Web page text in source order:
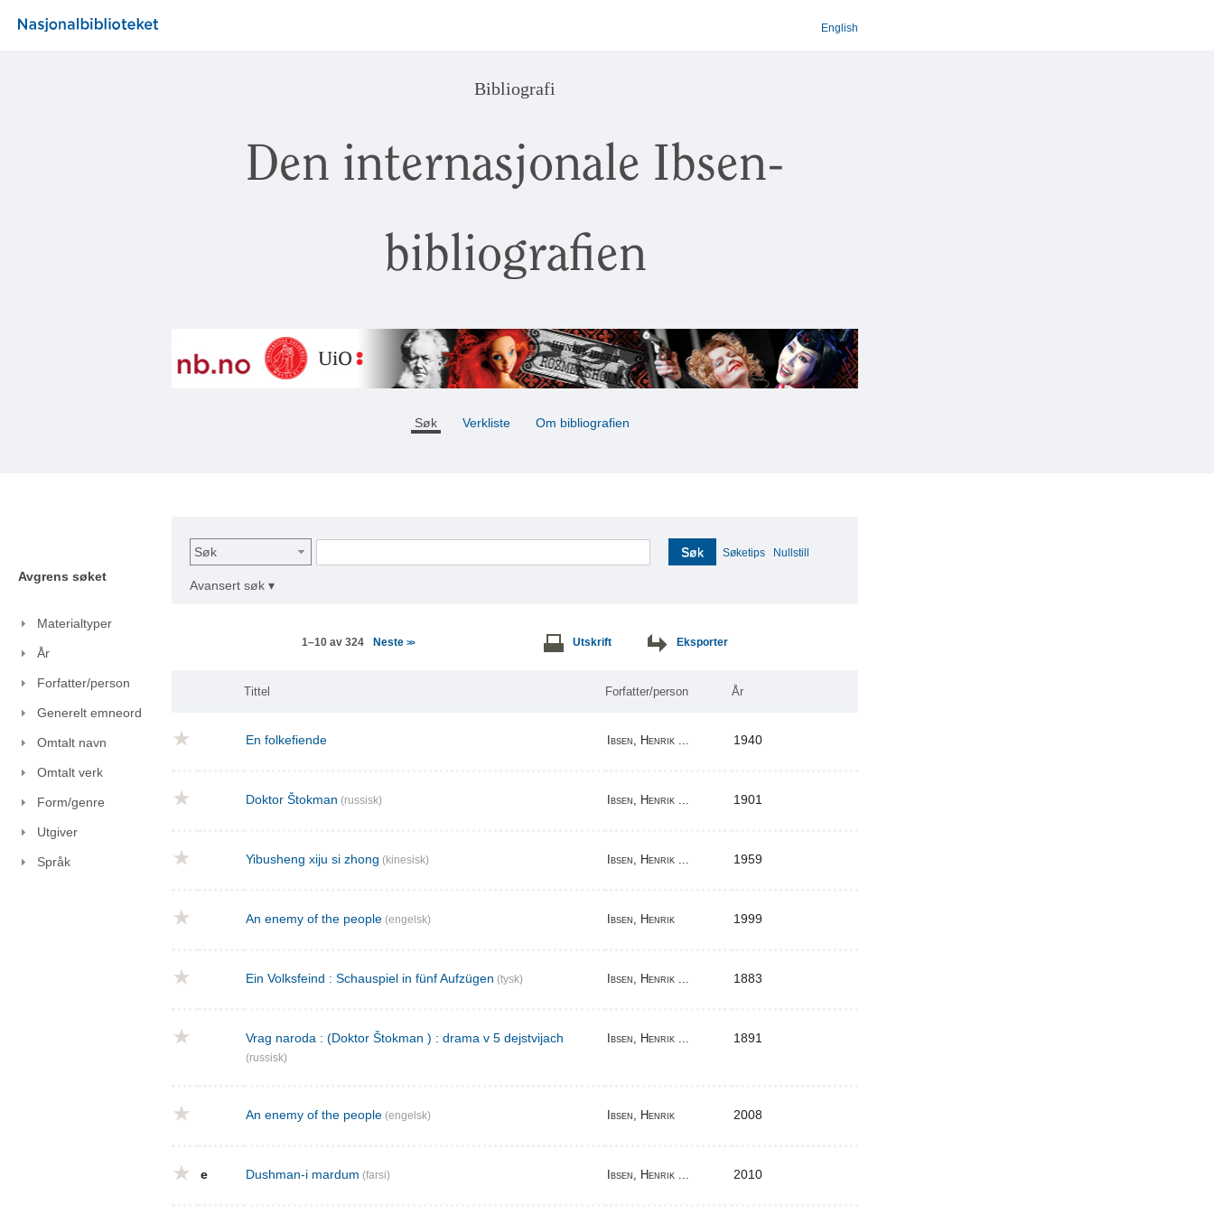
English
Bibliografi
Den internasjonale Ibsen-
bibliografien
Søk Verkliste Om bibliografien
Avgrens søket
Materialtyper
År
Forfatter/person
Generelt emneord
Omtalt navn
Omtalt verk
Form/genre
Utgiver
Språk
Søk Søk Søketips Nullstill
Avansert søk ▾
1–10 av 324 Neste >> Utskrift Eksporter
Tittel Forfatter/person År
En folkefiende Ibsen, Henrik ... 1940
Doktor Štokman (russisk) Ibsen, Henrik ... 1901
Yibusheng xiju si zhong (kinesisk) Ibsen, Henrik ... 1959
An enemy of the people (engelsk) Ibsen, Henrik 1999
Ein Volksfeind : Schauspiel in fünf Aufzügen (tysk) Ibsen, Henrik ... 1883
Vrag naroda : (Doktor Štokman ) : drama v 5 dejstvijach
(russisk)
Ibsen, Henrik ... 1891
An enemy of the people (engelsk) Ibsen, Henrik 2008
e Dushman-i mardum (farsi) Ibsen, Henrik ... 2010